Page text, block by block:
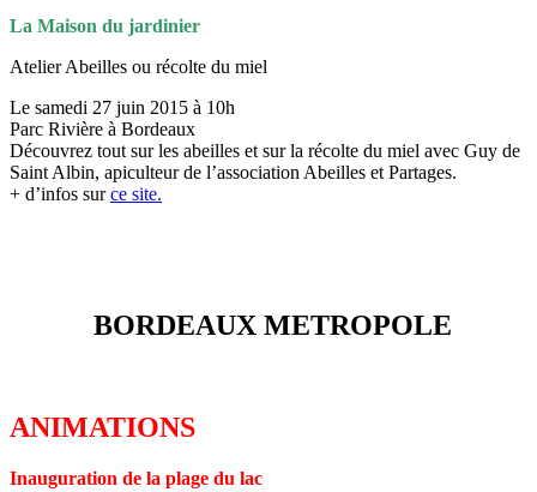
La Maison du jardinier
Atelier Abeilles ou récolte du miel
Le samedi 27 juin 2015 à 10h
Parc Rivière à Bordeaux
Découvrez tout sur les abeilles et sur la récolte du miel avec Guy de
Saint Albin, apiculteur de l’association Abeilles et Partages.
+ d’infos surce site.
BORDEAUX METROPOLE
ANIMATIONS
Inauguration de la plage du lac